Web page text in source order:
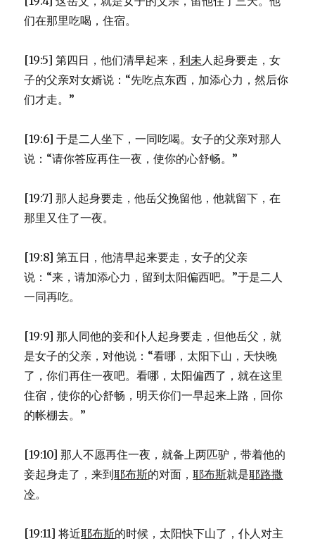
们在那里吃喝，住宿。
[19:5] 第四日，他们清早起来，利未人起身要走，女
子的父亲对女婿说：“先吃点东西，加添心力，然后你
们才走。”
[19:6] 于是二人坐下，一同吃喝。女子的父亲对那人
说：“请你答应再住一夜，使你的心舒畅。”
[19:7] 那人起身要走，他岳父挽留他，他就留下，在
那里又住了一夜。
[19:8] 第五日，他清早起来要走，女子的父亲
说：“来，请加添心力，留到太阳偏西吧。”于是二人
一同再吃。
[19:9] 那人同他的妾和仆人起身要走，但他岳父，就
是女子的父亲，对他说：“看哪，太阳下山，天快晚
了，你们再住一夜吧。看哪，太阳偏西了，就在这里
住宿，使你的心舒畅，明天你们一早起来上路，回你
的帐棚去。”
[19:10] 那人不愿再住一夜，就备上两匹驴，带着他的
妾起身走了，来到耶布斯的对面，耶布斯就是耶路撒
冷。
[19:11] 将近耶布斯的时候，太阳快下山了，仆人对主